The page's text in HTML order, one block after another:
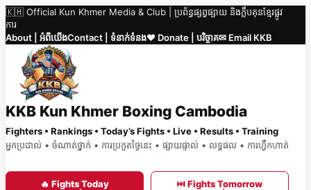
Skip
to
content
🇰🇭 Official Kun Khmer Media & Club | ប្រព័ន្ធផ្សព្វផ្សាយ និងក្លឹបគុនខ្មែរផ្លូវ
ការ
About | អំពីយើងContact | ទំនាក់ទំនង❤️ Donate | បរិច្ចាគ✉ Email KKB
KKB Kun Khmer Boxing Cambodia
Fighters • Rankings • Today’s Fights • Live • Results • Training
អ្នកប្រដាល់ • ចំណាត់ថ្នាក់ • ការប្រកួតថ្ងៃនេះ • ផ្សាយផ្ទាល់ • លទ្ធផល • ការហ្វឹកហាត់
🔥 Fights Today
⏭ Fights Tomorrow